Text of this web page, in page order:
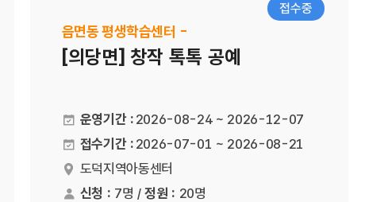
접수중
읍면동 평생학습센터 -
[의당면] 창작 톡톡 공예
운영기간 : 2026-08-24 ~ 2026-12-07
접수기간 : 2026-07-01 ~ 2026-08-21
장소
도덕지역아동센터
신청 : 7명 /정원 : 20명